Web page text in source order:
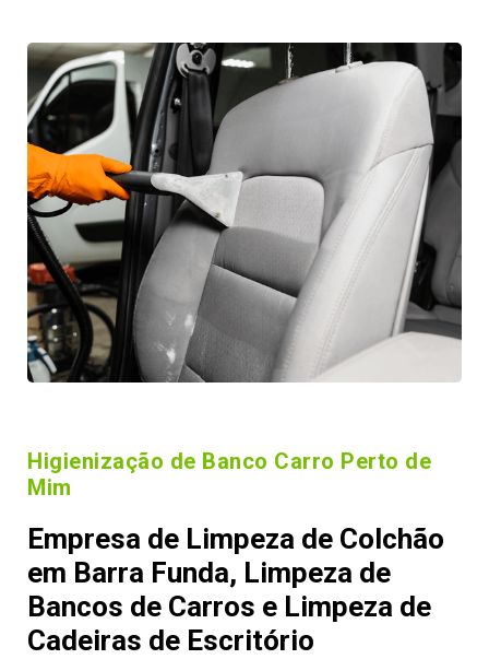
Higienização de Banco Carro Perto de
Mim
Empresa de Limpeza de Colchão
em Barra Funda, Limpeza de
Bancos de Carros e Limpeza de
Cadeiras de Escritório